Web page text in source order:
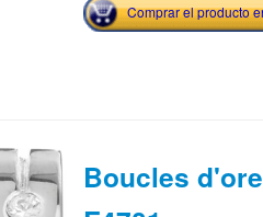
Comprar el producto
Boucles